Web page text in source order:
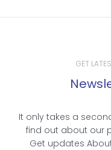
GET
It only takes a
find out about our
Get updates